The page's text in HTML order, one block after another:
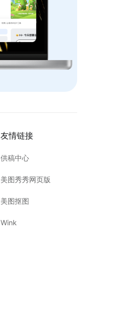
友情链接
供稿中心
美图秀秀网页版
美图抠图
Wink